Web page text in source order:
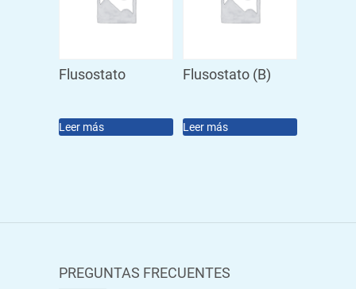
Flusostato
Leer más
Flusostato (B)
Leer más
PREGUNTAS FRECUENTES